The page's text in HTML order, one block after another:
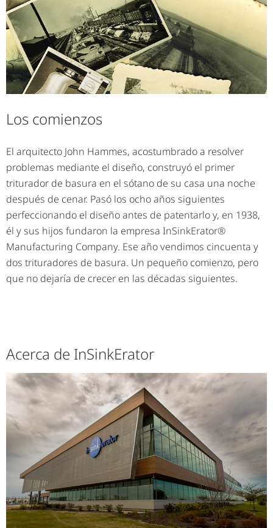
Los comienzos
El arquitecto John Hammes, acostumbrado a resolver
problemas mediante el diseño, construyó el primer
triturador de basura en el sótano de su casa una noche
después de cenar. Pasó los ocho años siguientes
perfeccionando el diseño antes de patentarlo y, en 1938,
él y sus hijos fundaron la empresa InSinkErator®
Manufacturing Company. Ese año vendimos cincuenta y
dos trituradores de basura. Un pequeño comienzo, pero
que no dejaría de crecer en las décadas siguientes.
Acerca de InSinkErator